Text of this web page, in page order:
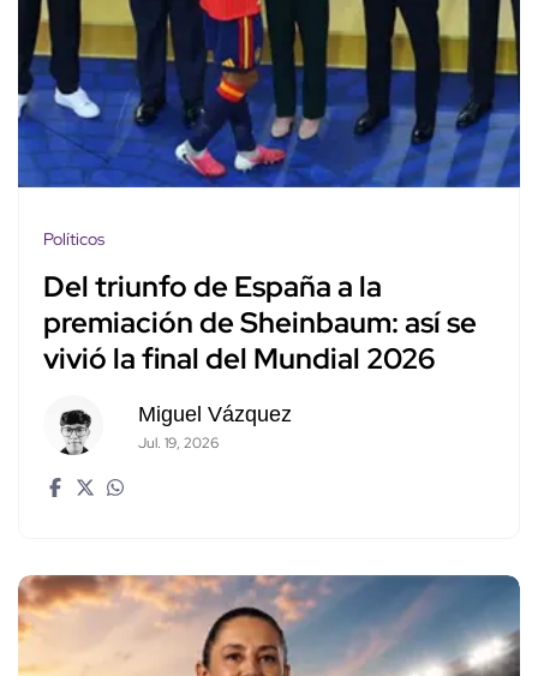
Políticos
Del triunfo de España a la
premiación de Sheinbaum: así se
vivió la final del Mundial 2026
Miguel Vázquez
Jul. 19, 2026